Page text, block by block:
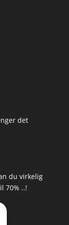
det
du virkelig
70% ..!